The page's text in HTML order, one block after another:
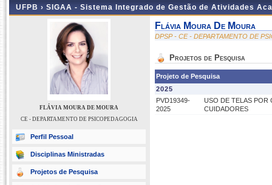
UFPB › SIGAA - Sistema Integrado de Gestão de Atividades
FLÁVIA MOURA DE MOURA
CE - DEPARTAMENTO DE PSICOPEDAGOGIA
Perfil Pessoal
Disciplinas Ministradas
Projetos de Pesquisa
Flávia Moura De Moura
DPSP - CE - DEPARTAMENTO DE
Projetos de Pesquisa
Projeto de Pesquisa
2025
PVD19349-
2025
USO DE TELAS POR
CUIDADORES